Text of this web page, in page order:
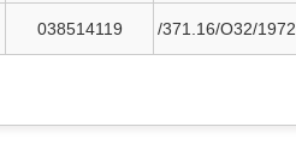
038514119 /371.16/O32/1972